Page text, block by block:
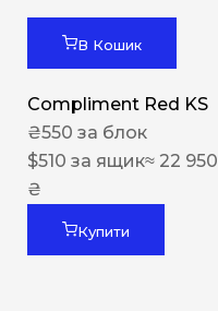
В Кошик
Compliment Red KS
₴550 за блок
$510 за ящик≈ 22 950
₴
Купити